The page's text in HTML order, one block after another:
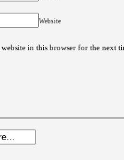
Website
in this browser for the next